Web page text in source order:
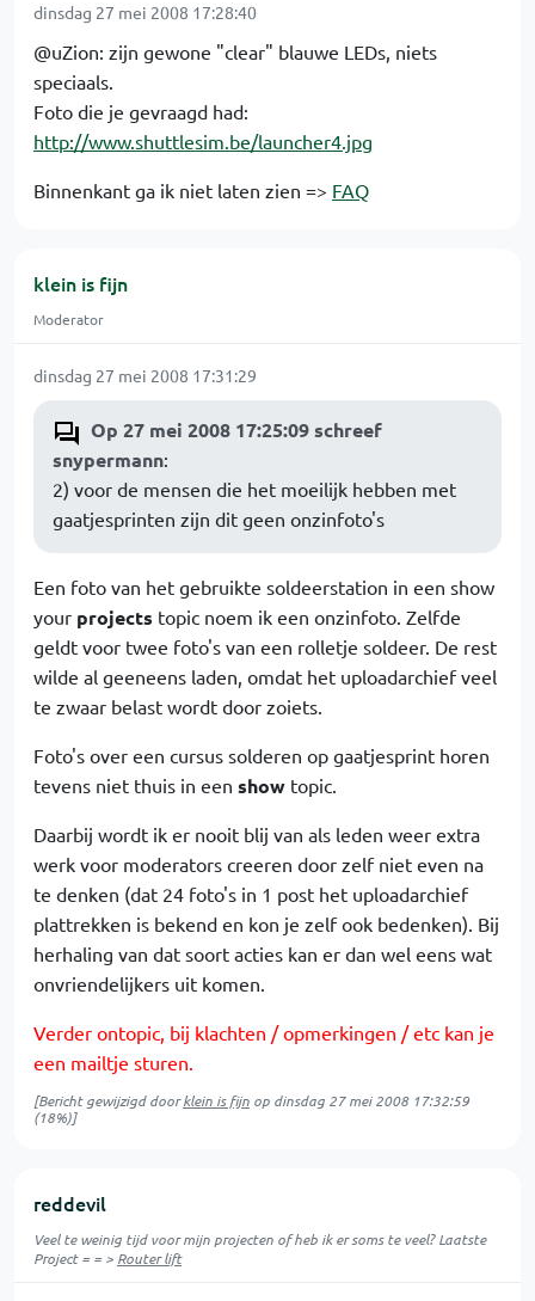
dinsdag 27 mei 2008 17:28:40
@uZion: zijn gewone "clear" blauwe LEDs, niets
speciaals.
Foto die je gevraagd had:
http://www.shuttlesim.be/launcher4.jpg
Binnenkant ga ik niet laten zien => FAQ
klein is fijn
Moderator
dinsdag 27 mei 2008 17:31:29
Op 27 mei 2008 17:25:09 schreef
snypermann:
2) voor de mensen die het moeilijk hebben met
gaatjesprinten zijn dit geen onzinfoto's
Een foto van het gebruikte soldeerstation in een show
your projects topic noem ik een onzinfoto. Zelfde
geldt voor twee foto's van een rolletje soldeer. De rest
wilde al geeneens laden, omdat het uploadarchief veel
te zwaar belast wordt door zoiets.
Foto's over een cursus solderen op gaatjesprint horen
tevens niet thuis in een show topic.
Daarbij wordt ik er nooit blij van als leden weer extra
werk voor moderators creeren door zelf niet even na
te denken (dat 24 foto's in 1 post het uploadarchief
plattrekken is bekend en kon je zelf ook bedenken). Bij
herhaling van dat soort acties kan er dan wel eens wat
onvriendelijkers uit komen.
Verder ontopic, bij klachten / opmerkingen / etc kan je
een mailtje sturen.
[Bericht gewijzigd doorklein is fijn op dinsdag 27 mei 2008 17:32:59
(18%)]
reddevil
Veel te weinig tijd voor mijn projecten of heb ik er soms te veel? Laatste
Project = = > Router lift